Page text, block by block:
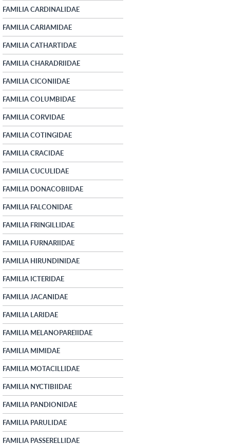
FAMILIA CARDINALIDAE
FAMILIA CARIAMIDAE
FAMILIA CATHARTIDAE
FAMILIA CHARADRIIDAE
FAMILIA CICONIIDAE
FAMILIA COLUMBIDAE
FAMILIA CORVIDAE
FAMILIA COTINGIDAE
FAMILIA CRACIDAE
FAMILIA CUCULIDAE
FAMILIA DONACOBIIDAE
FAMILIA FALCONIDAE
FAMILIA FRINGILLIDAE
FAMILIA FURNARIIDAE
FAMILIA HIRUNDINIDAE
FAMILIA ICTERIDAE
FAMILIA JACANIDAE
FAMILIA LARIDAE
FAMILIA MELANOPAREIIDAE
FAMILIA MIMIDAE
FAMILIA MOTACILLIDAE
FAMILIA NYCTIBIIDAE
FAMILIA PANDIONIDAE
FAMILIA PARULIDAE
FAMILIA PASSERELLIDAE